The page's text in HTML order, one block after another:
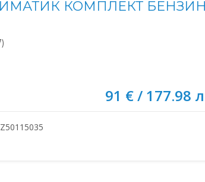
КОМПЛЕКТ
91 € / 177.98